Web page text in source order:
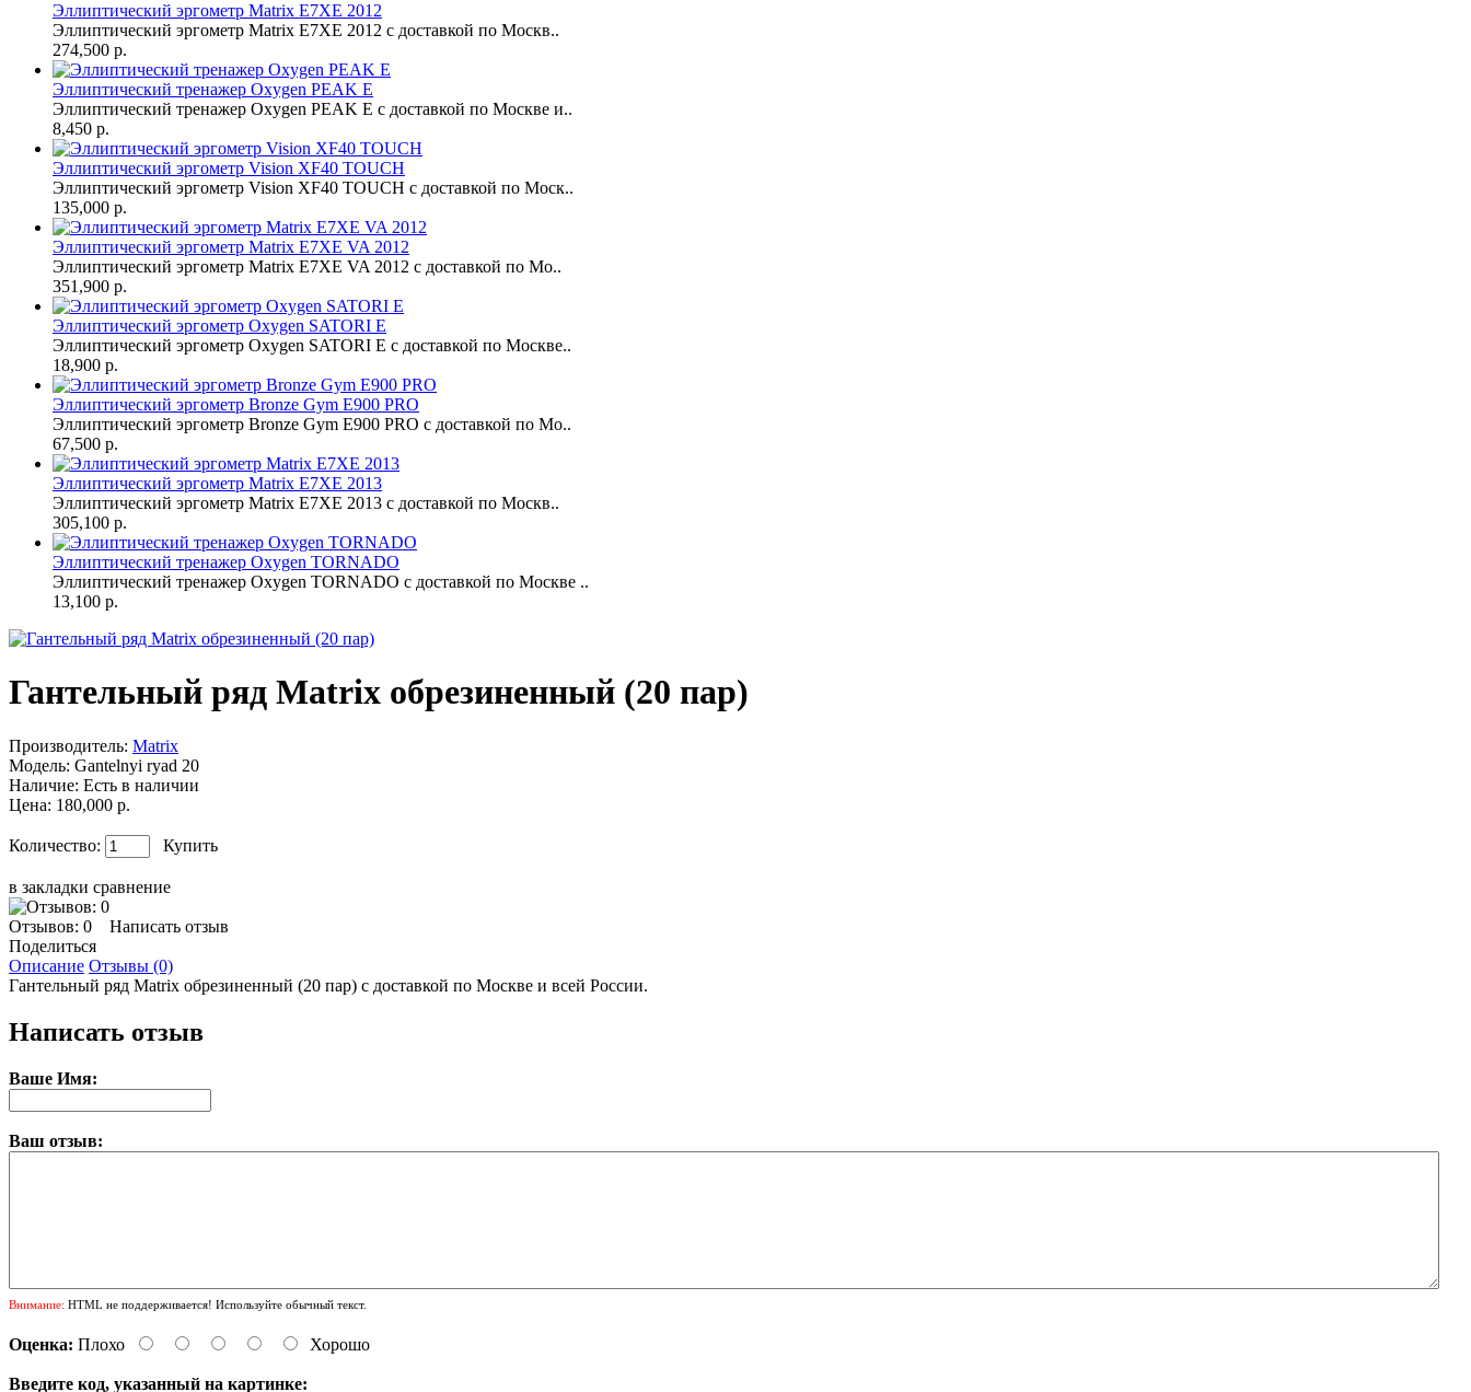
Эллиптический эргометр Matrix E7XE 2012
Эллиптический эргометр Matrix E7XE 2012 с доставкой по Москв..
274,500 р.
Эллиптический тренажер Oxygen PEAK Е
Эллиптический тренажер Oxygen PEAK Е с доставкой по Москве и..
8,450 р.
Эллиптический эргометр Vision XF40 TOUCH
Эллиптический эргометр Vision XF40 TOUCH с доставкой по Моск..
135,000 р.
Эллиптический эргометр Matrix E7XE VA 2012
Эллиптический эргометр Matrix E7XE VA 2012 с доставкой по Мо..
351,900 р.
Эллиптический эргометр Oxygen SATORI E
Эллиптический эргометр Oxygen SATORI E с доставкой по Москве..
18,900 р.
Эллиптический эргометр Bronze Gym E900 PRO
Эллиптический эргометр Bronze Gym E900 PRO с доставкой по Мо..
67,500 р.
Эллиптический эргометр Matrix E7XE 2013
Эллиптический эргометр Matrix E7XE 2013 с доставкой по Москв..
305,100 р.
Эллиптический тренажер Oxygen TORNADO
Эллиптический тренажер Oxygen TORNADO с доставкой по Москве ..
13,100 р.
Гантельный ряд Matrix обрезиненный (20 пар)
Производитель: Matrix
Модель: Gantelnyi ryad 20
Наличие: Есть в наличии
Цена: 180,000 р.
Количество: Купить
в закладки сравнение
Отзывов: 0
Написать отзыв
Поделиться
Описание Отзывы (0)
Гантельный ряд Matrix обрезиненный (20 пар) с доставкой по Москве и всей России.
Написать отзыв
Ваше Имя:
Ваш отзыв:
Внимание: HTML не поддерживается! Используйте обычный текст.
Оценка: Плохо Хорошо
Введите код, указанный на картинке: